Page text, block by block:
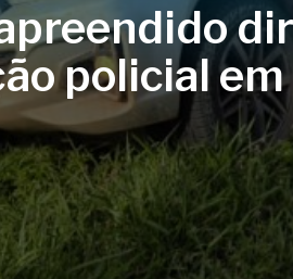
policial